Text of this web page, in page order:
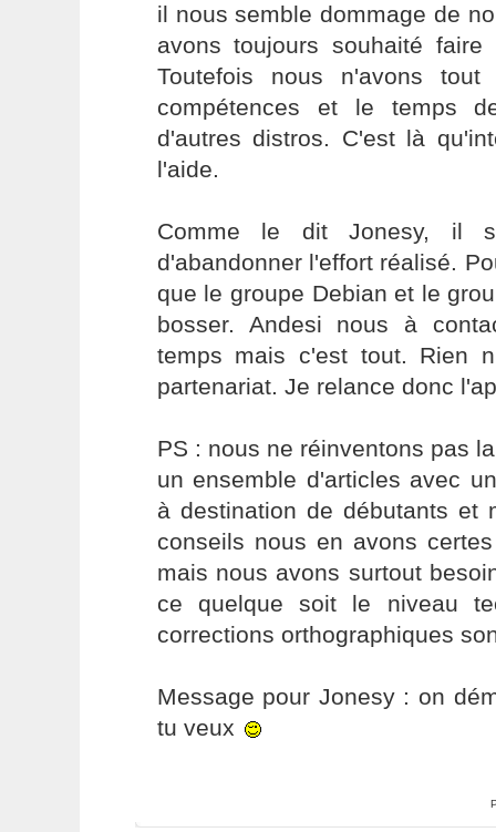
il nous semble dommage de
avons toujours souhaité
Toutefois nous n'avons
compétences et le temps
d'autres distros. C'est là
l'aide.
Comme le dit Jonesy, il
d'abandonner l'effort réalisé.
que le groupe Debian et le
bosser. Andesi nous à
temps mais c'est tout. Rien
partenariat. Je relance donc
PS : nous ne réinventons pas
un ensemble d'articles avec
à destination de débutants et
conseils nous en avons
mais nous avons surtout
ce quelque soit le niveau
corrections orthographiques
Message pour Jonesy : on
tu veux